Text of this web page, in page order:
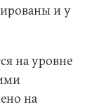
и у
на уровне
на